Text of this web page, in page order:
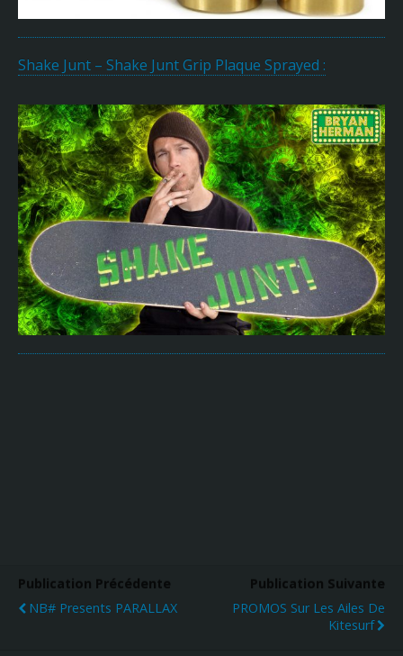
Shake Junt – Shake Junt Grip Plaque Sprayed :
Publication Précédente
NB# Presents PARALLAX
Publication Suivante
PROMOS Sur Les Ailes De
Kitesurf